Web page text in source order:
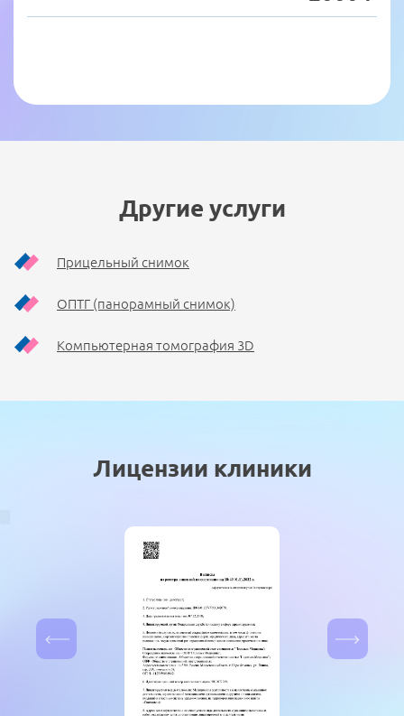
Другие услуги
Прицельный снимок
ОПТГ (панорамный снимок)
Компьютерная томография 3D
Лицензии клиники